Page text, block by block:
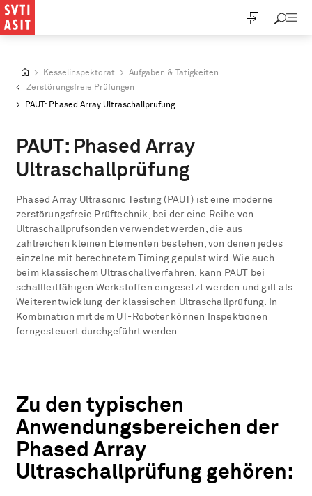
Direkt
zum
Inhalt
Kesselinspektorat
Aufgaben & Tätigkeiten
Zerstörungsfreie Prüfungen
PAUT: Phased Array Ultraschallprüfung
PAUT: Phased Array
Ultraschallprüfung
Phased Array Ultrasonic Testing (PAUT) ist eine moderne
zerstörungsfreie Prüftechnik, bei der eine Reihe von
Ultraschallprüfsonden verwendet werden, die aus
zahlreichen kleinen Elementen bestehen, von denen jedes
einzelne mit berechnetem Timing gepulst wird. Wie auch
beim klassischem Ultraschallverfahren, kann PAUT bei
schallleitfähigen Werkstoffen eingesetzt werden und gilt als
Weiterentwicklung der klassischen Ultraschallprüfung. In
Kombination mit dem UT-Roboter können Inspektionen
ferngesteuert durchgeführt werden.
Zu den typischen
Anwendungsbereichen der
Phased Array
Ultraschallprüfung gehören: